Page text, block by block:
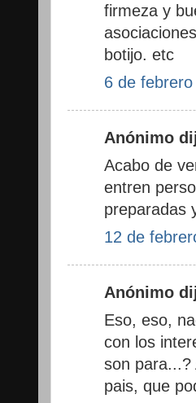
firmeza y
botijo. etc
6 de
Anónimo
Acabo de
entren
preparadas
12 de
Anónimo
Eso, eso,
con los
son para...?
pais, que